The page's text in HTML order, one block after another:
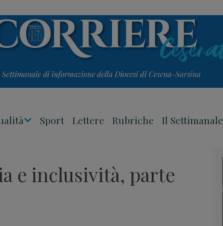
Sport Lettere Rubriche Il Settimanale
e inclusività, parte